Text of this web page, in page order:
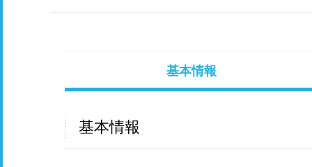
基本情報
基本情報